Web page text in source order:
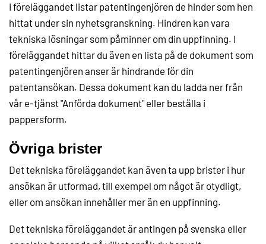
I föreläggandet listar patentingenjören de hinder som hen
hittat under sin nyhetsgranskning. Hindren kan vara
tekniska lösningar som påminner om din uppfinning. I
föreläggandet hittar du även en lista på de dokument som
patentingenjören anser är hindrande för din
patentansökan. Dessa dokument kan du ladda ner från
vår e-tjänst "Anförda dokument" eller beställa i
pappersform.
Övriga brister
Det tekniska föreläggandet kan även ta upp brister i hur
ansökan är utformad, till exempel om något är otydligt,
eller om ansökan innehåller mer än en uppfinning.
Det tekniska föreläggandet är antingen på svenska eller